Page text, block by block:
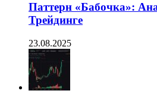
Паттерн «Бабочка»:
Трейдинге
23.08.2025